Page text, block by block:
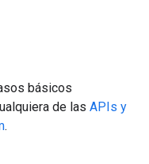
básicos
de las APIs y
.